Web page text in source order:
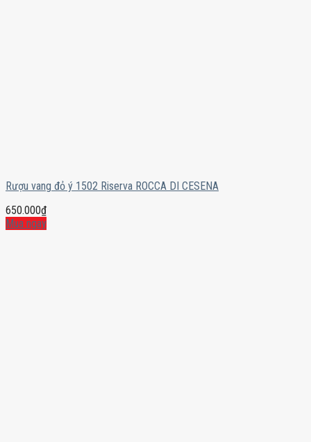
Rượu vang đỏ ý 1502 Riserva ROCCA DI CESENA
650.000₫
Mua ngay